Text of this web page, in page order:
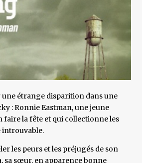
étrange disparition dans une
: Ronnie Eastman, une jeune
faire la fête et qui collectionne les
introuvable.
les peurs et les préjugés de son
sa sœur, en apparence bonne